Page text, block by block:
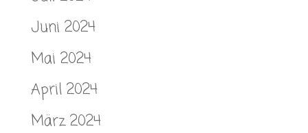
Juni 2024
Mai 2024
April 2024
März 2024